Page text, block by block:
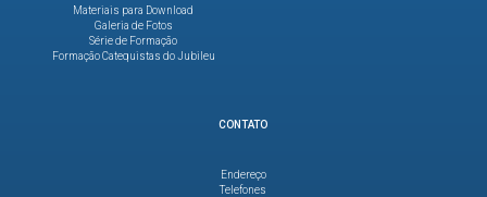
Materiais para Download
Galeria de Fotos
Série de Formação
Formação Catequistas do Jubileu
CONTATO
Endereço
Telefones